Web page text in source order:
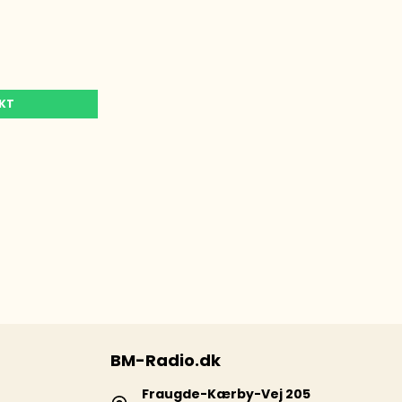
BM-Radio.dk
Fraugde-Kærby-Vej 205